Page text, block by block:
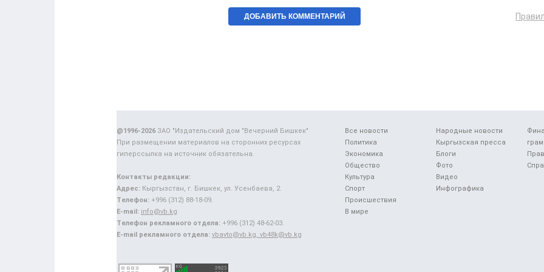
Все новости
Политика
Экономика
Общество
Культура
Спорт
Происшествия
В мире
Народные новости
Кыргызская пресса
Блоги
Фото
Видео
Инфографика
@1996-2026ЗАО "Издательский дом "Вечерний Бишкек"
При размещении материалов на сторонних ресурсах
гиперссылка на источник обязательна.
Контакты редакции:
Адрес: Кыргызстан, г. Бишкек, ул. Усенбаева, 2.
Телефон: +996 (312) 88-18-09.
E-mail: info@vb.kg
Телефон рекламного отдела: +996 (312) 48-62-03.
E-mail рекламного отдела: vbavto@vb.kg, vb48k@vb.kg